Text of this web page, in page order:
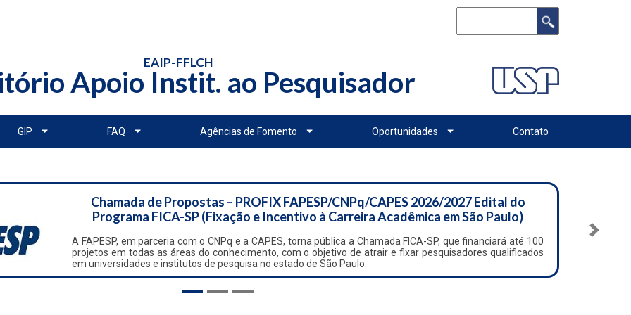
EAIP-FFLCH
Apoio Instit. ao Pesquisador
GIP FAQ Agências de Fomento Oportunidades Contato
Chamada de Propostas – PROFIX FAPESP/CNPq/CAPES 2026/2027 Edital do
Programa FICA-SP (Fixação e Incentivo à Carreira Acadêmica em São Paulo)
A FAPESP, em parceria com o CNPq e a CAPES, torna pública a Chamada FICA-SP, que financiará até 100
projetos em todas as áreas do conhecimento, com o objetivo de atrair e fixar pesquisadores qualificados
em universidades e institutos de pesquisa no estado de São Paulo.
Próximo